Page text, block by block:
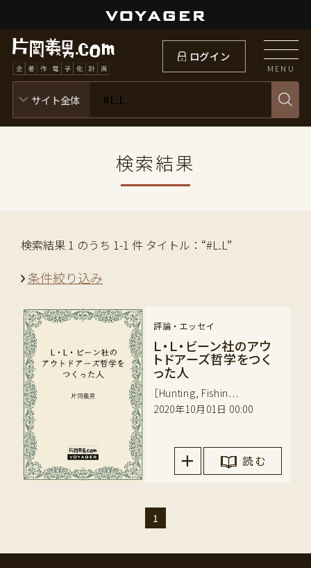
ログイン
MENU
検索結果
検索結果 1 のうち 1-1 件 タイトル：“#L.L”
条件絞り込み
評論・エッセイ
Ｌ・Ｌ・ビーン社のアウ
トドアーズ哲学をつく
った人
［Hunting, Fishin…
2020年10月01日 00:00
読 む
1